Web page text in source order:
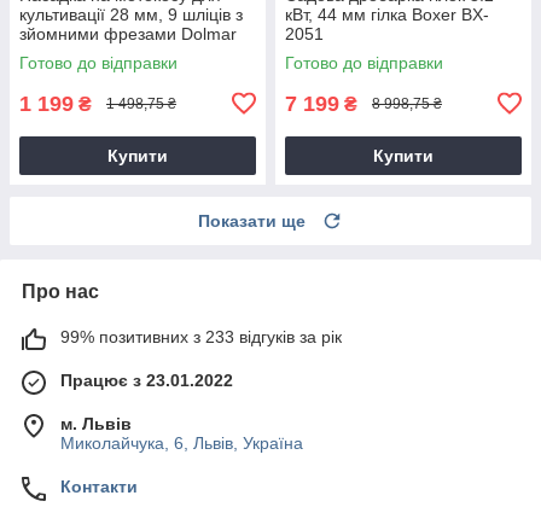
культивації 28 мм, 9 шліців з
зйомними фрезами Dolmar
9T28
Готово до відправки
1 199 ₴ 1 498,75 ₴
Купити
кВт, 44 мм гілка Boxer BX-
2051
Готово до відправки
7 199 ₴ 8 998,75 ₴
Купити
Показати ще
Про нас
99% позитивних з 233 відгуків за рік
Працює з 23.01.2022
м. Львів
Миколайчука, 6, Львів, Україна
Контакти